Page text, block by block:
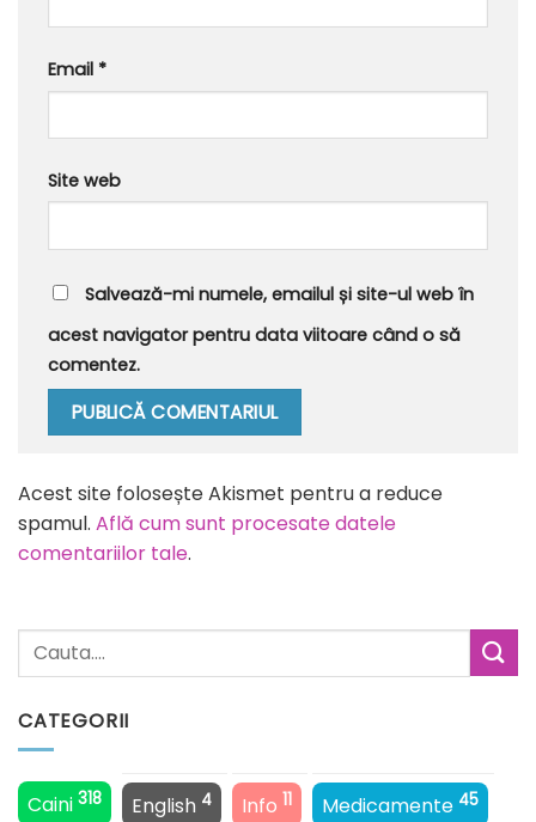
CATEGORII
Caini 318 English 4 Info 11 Medicamente 45
Email *
Site web
Salvează-mi numele, emailul și site-ul web în
acest navigator pentru data viitoare când o să
comentez.
Acest site folosește Akismet pentru a reduce
spamul. Află cum sunt procesate datele
comentariilor tale.